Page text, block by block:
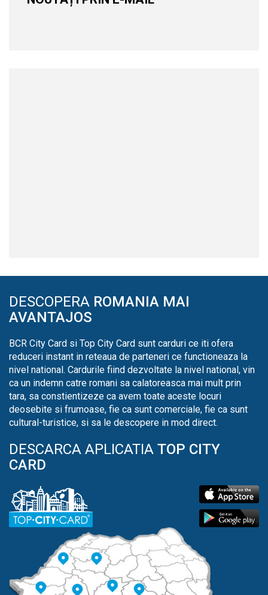
DESCOPERA ROMANIA MAI
AVANTAJOS
BCR City Card si Top City Card sunt carduri ce iti ofera
reduceri instant in reteaua de parteneri ce functioneaza la
nivel national. Cardurile fiind dezvoltate la nivel national, vin
ca un indemn catre romani sa calatoreasca mai mult prin
tara, sa constientizeze ca avem toate aceste locuri
deosebite si frumoase, fie ca sunt comerciale, fie ca sunt
cultural-turistice, si sa le descopere in mod direct.
DESCARCA APLICATIA TOP CITY
CARD